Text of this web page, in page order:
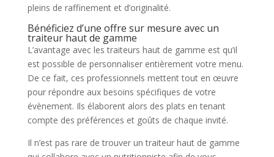
pleins de raffinement et d’originalité.
Bénéficiez d’une offre sur mesure avec un
traiteur haut de gamme
L’avantage avec les traiteurs haut de gamme est qu’il
est possible de personnaliser entièrement votre menu.
De ce fait, ces professionnels mettent tout en œuvre
pour répondre aux besoins spécifiques de votre
évènement. Ils élaborent alors des plats en tenant
compte des préférences et goûts de chaque invité.
Il n’est pas rare de trouver un traiteur haut de gamme